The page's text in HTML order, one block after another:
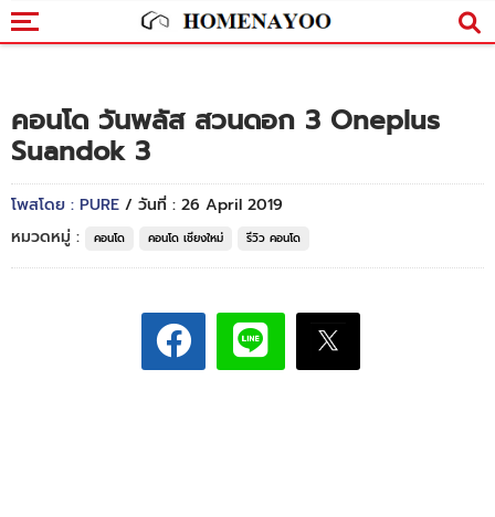
คอนโด วันพลัส สวนดอก 3 Oneplus
Suandok 3
โพสโดย : PURE / วันที่ : 26 April 2019
หมวดหมู่ :
คอนโด คอนโด เชียงใหม่ รีวิว คอนโด